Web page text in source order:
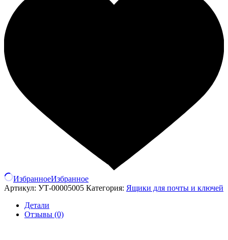
ИзбранноеИзбранное
Артикул: УТ-00005005 Категория: Ящики для почты и ключей
Детали
Отзывы (0)